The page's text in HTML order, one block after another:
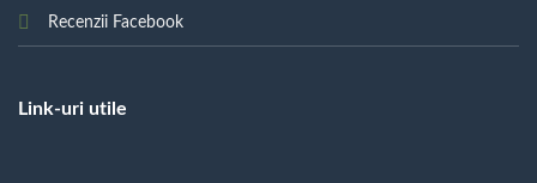
Recenzii Facebook
Link-uri utile